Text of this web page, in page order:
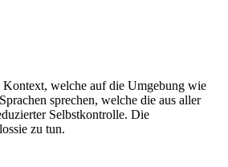
Kontext, welche auf die Umgebung wie
sprechen, welche die aus aller
Selbstkontrolle. Die
zu tun.